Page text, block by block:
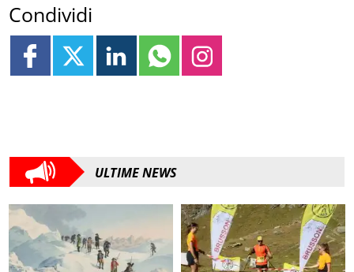
Condividi
ULTIME NEWS